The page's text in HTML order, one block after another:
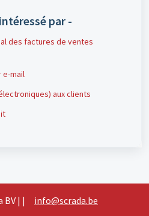
par -
des factures de ventes
e-mail
aux clients
BV | | info@scrada.be